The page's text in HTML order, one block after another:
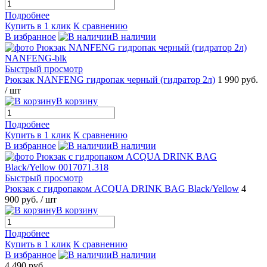
Подробнее
Купить в 1 клик К сравнению
В избранное
В наличии
Быстрый просмотр
Рюкзак NANFENG гидропак черный (гидратор 2л) 1 990 руб.
/ шт
В корзину
Подробнее
Купить в 1 клик К сравнению
В избранное
В наличии
Быстрый просмотр
Рюкзак с гидропаком ACQUA DRINK BAG Black/Yellow 4
900 руб. / шт
В корзину
Подробнее
Купить в 1 клик К сравнению
В избранное
В наличии